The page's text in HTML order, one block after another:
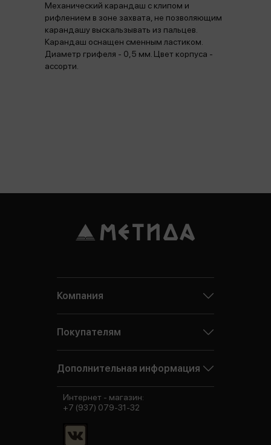
Механический карандаш с клипом и
рифлением в зоне захвата, не позволяющим
карандашу выскальзывать из пальцев.
Карандаш оснащен сменным ластиком.
Диаметр грифеля - 0,5 мм. Цвет корпуса -
ассорти.
Компания
Покупателям
Дополнительная информация
Интернет - магазин:
+7 (937) 079-31-32